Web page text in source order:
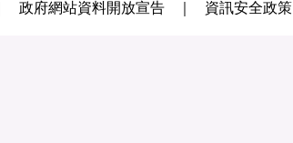
政府網站資料開放宣告 資訊安全政策